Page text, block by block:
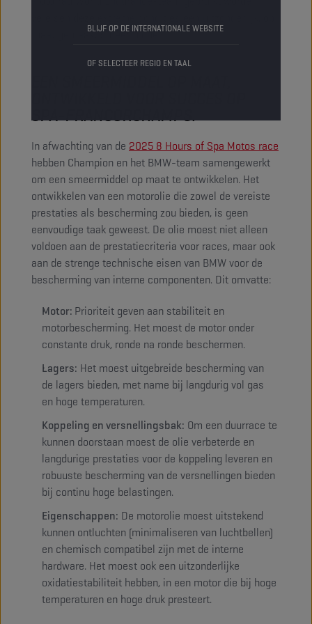
BLIJF OP DE INTERNATIONALE WEBSITE
OF SELECTEER REGIO EN TAAL
maat gemaakt smeermiddel.
SPA-FRANCORCHAMPS.
In afwachting van de 2025 8 Hours of Spa Motos race
hebben Champion en het BMW-team samengewerkt
om een smeermiddel op maat te ontwikkelen. Het
ontwikkelen van een motorolie die zowel de vereiste
prestaties als bescherming zou bieden, is geen
eenvoudige taak geweest. De olie moest niet alleen
voldoen aan de prestatiecriteria voor races, maar ook
aan de strenge technische eisen van BMW voor de
bescherming van interne componenten. Dit omvatte:
Motor: Prioriteit geven aan stabiliteit en
motorbescherming. Het moest de motor onder
constante druk, ronde na ronde beschermen.
Lagers: Het moest uitgebreide bescherming van
de lagers bieden, met name bij langdurig vol gas
en hoge temperaturen.
Koppeling en versnellingsbak: Om een duurrace te
kunnen doorstaan moest de olie verbeterde en
langdurige prestaties voor de koppeling leveren en
robuuste bescherming van de versnellingen bieden
bij continu hoge belastingen.
Eigenschappen: De motorolie moest uitstekend
kunnen ontluchten (minimaliseren van luchtbellen)
en chemisch compatibel zijn met de interne
hardware. Het moest ook een uitzonderlijke
oxidatiestabiliteit hebben, in een motor die bij hoge
temperaturen en hoge druk presteert.